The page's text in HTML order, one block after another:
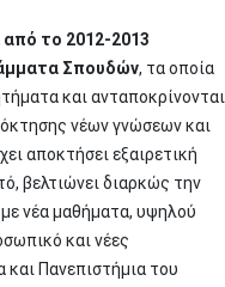
το 2012-2013
Σπουδών, τα οποία
και ανταποκρίνονται
νέων γνώσεων και
αποκτήσει εξαιρετική
βελτιώνει διαρκώς την
νέα μαθήματα, υψηλού
και νέες
και Πανεπιστήμια του